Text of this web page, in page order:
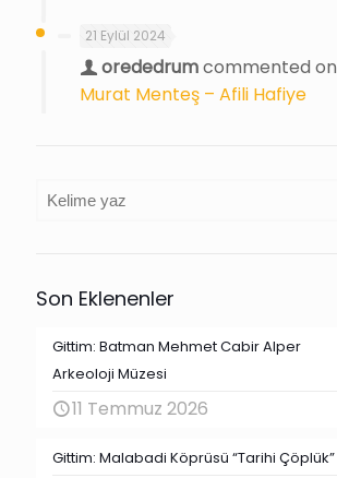
21 Eylül 2024
orededrumcommented on
Murat Menteş – Afili Hafiye
Ara
Son Eklenenler
Gittim: Batman Mehmet Cabir Alper
Arkeoloji Müzesi
11 Temmuz 2026
Gittim: Malabadi Köprüsü “Tarihi Çöplük”